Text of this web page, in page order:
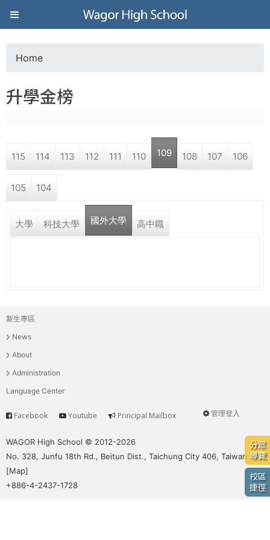
Jump to navigation
葳
格
高
學
培
養
具
國
移
動
的
世
界
公
o
a
r
e
r
e
Home
升學金榜
115 114 113 112 111 110 109 108 107 106
105 104
大學 科技大學 國外大學 高中職
分眾
導覽
校區
捷徑
主
選
單
新生專區
News
About
Administration
Language Center
User
管理登入
Service
Facebook Youtube Principal Mailbox
WAGOR High School © 2012-2026
No. 328, Junfu 18th Rd., Beitun Dist., Taichung City 406, Taiwan
[Map]
+886-4-2437-1728